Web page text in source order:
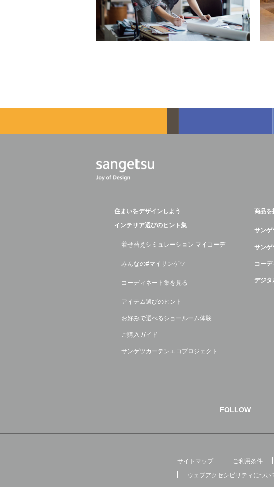
住まいをデザインしよう
インテリア選びのヒント集
着せ替えシミュレーション マイコーデ
みんなの#マイサンゲツ
コーディネート集を見る
アイテム選びのヒント
お好みで選べるショールーム体験
ご購入ガイド
サンゲツカーテンエコプロジェクト
商品を
サンゲ
サンゲ
コー
デジ
FOLLOW
サイトマップ ご利用条件
ウェブアクセシビリティについ